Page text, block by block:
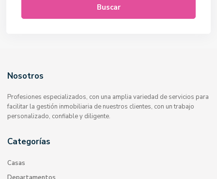
Buscar
Nosotros
Profesiones especializados, con una amplia variedad de servicios para
facilitar la gestión inmobiliaria de nuestros clientes, con un trabajo
personalizado, confiable y diligente.
Categorías
Casas